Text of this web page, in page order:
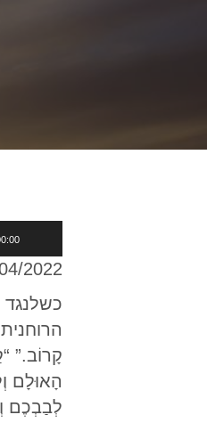
Audio
Player
2022
כשלנגד
קָרוֹב.”
הָאוּלָם
לְבַבְכֶם